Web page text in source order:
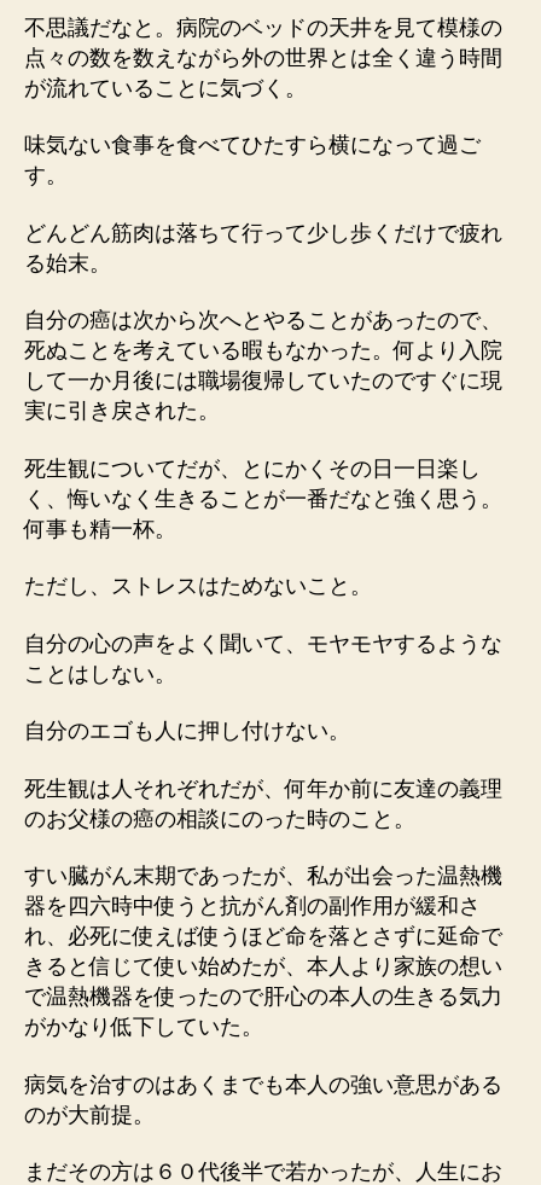
不思議だなと。病院のベッドの天井を見て模様の
点々の数を数えながら外の世界とは全く違う時間
が流れていることに気づく。
味気ない食事を食べてひたすら横になって過ご
す。
どんどん筋肉は落ちて行って少し歩くだけで疲れ
る始末。
自分の癌は次から次へとやることがあったので、
死ぬことを考えている暇もなかった。何より入院
して一か月後には職場復帰していたのですぐに現
実に引き戻された。
死生観についてだが、とにかくその日一日楽し
く、悔いなく生きることが一番だなと強く思う。
何事も精一杯。
ただし、ストレスはためないこと。
自分の心の声をよく聞いて、モヤモヤするような
ことはしない。
自分のエゴも人に押し付けない。
死生観は人それぞれだが、何年か前に友達の義理
のお父様の癌の相談にのった時のこと。
すい臓がん末期であったが、私が出会った温熱機
器を四六時中使うと抗がん剤の副作用が緩和さ
れ、必死に使えば使うほど命を落とさずに延命で
きると信じて使い始めたが、本人より家族の想い
で温熱機器を使ったので肝心の本人の生きる気力
がかなり低下していた。
病気を治すのはあくまでも本人の強い意思がある
のが大前提。
まだその方は６０代後半で若かったが、人生にお